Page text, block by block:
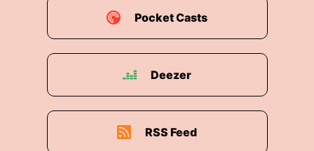
Pocket Casts
Deezer
RSS Feed